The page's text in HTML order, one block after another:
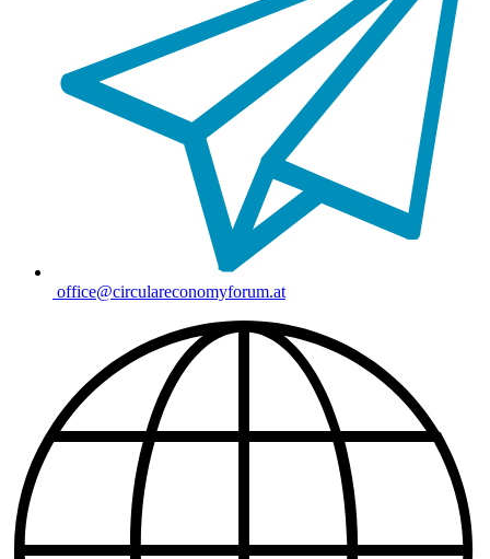
office@circulareconomyforum.at